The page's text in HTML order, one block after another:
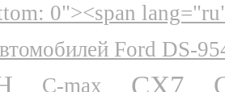
0"><span
Ford DS-
C-max